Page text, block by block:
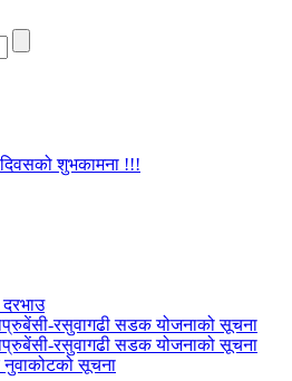
शुभकामना !!!
दरभाउ
रसुवागढी सडक योजनाको सूचना
रसुवागढी सडक योजनाको सूचना
नुवाकोटको सूचना